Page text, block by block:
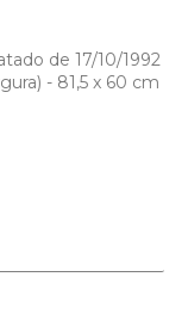
de 17/10/1992
- 81,5 x 60 cm